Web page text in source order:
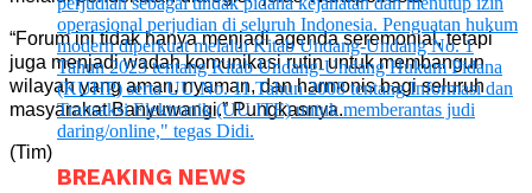
“Forum ini tidak hanya menjadi agenda seremonial, tetapi
juga menjadi wadah komunikasi rutin untuk membangun
wilayah yang aman, nyaman, dan harmonis bagi seluruh
masyarakat Banyuwangi.” Pungkasnya.
(Tim)
BREAKING NEWS